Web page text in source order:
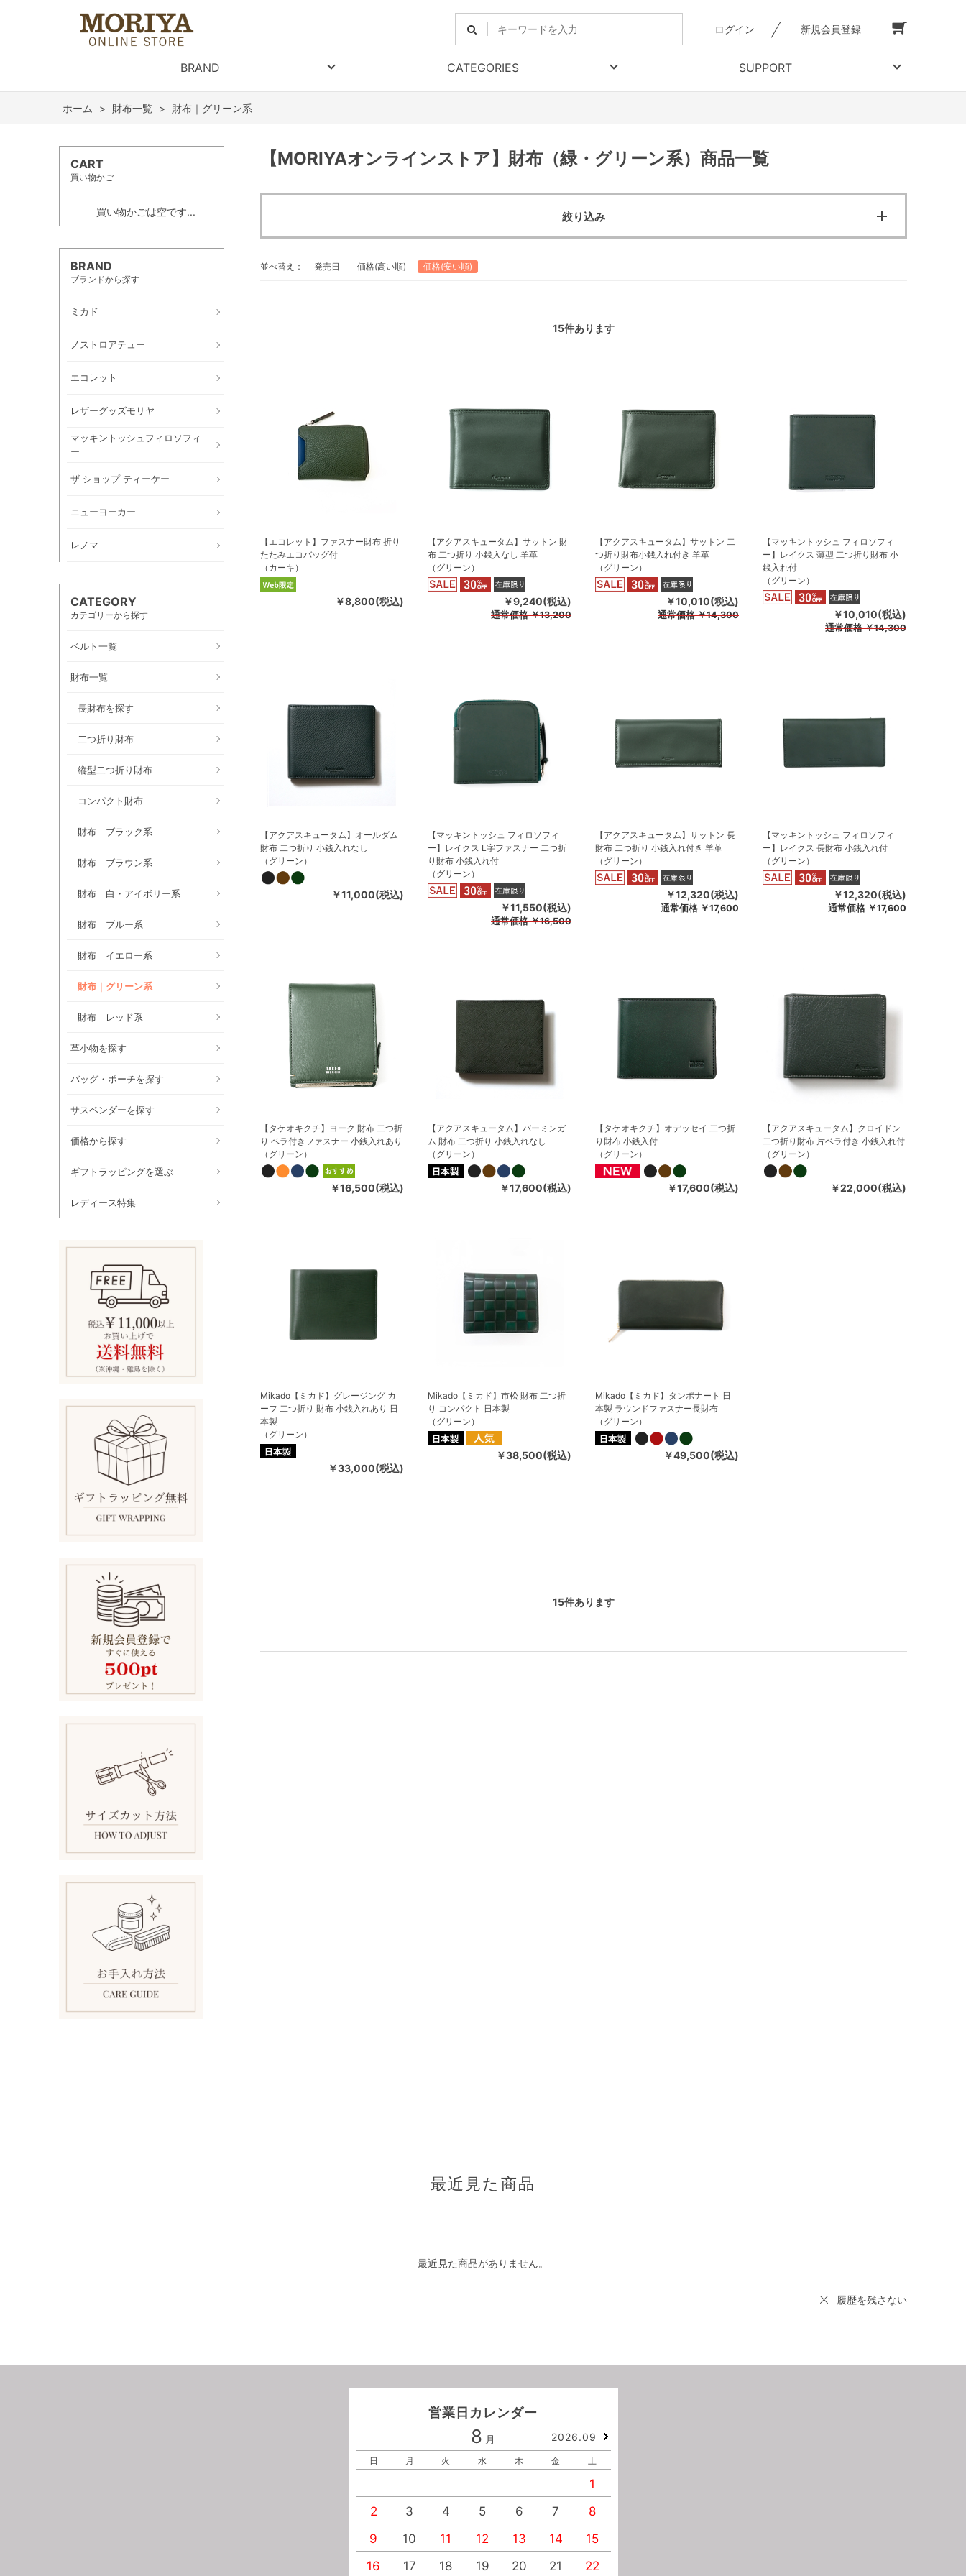
ログイン 新規会員登録
BRAND CATEGORIES SUPPORT
ホーム > 財布一覧 > 財布｜グリーン系
CART
買い物かご
買い物かごは空です...
BRAND
ブランドから探す
ミカド
ノストロアテュー
エコレット
レザーグッズモリヤ
マッキントッシュフィロソフィ
ー
ザ ショップ ティーケー
ニューヨーカー
レノマ
CATEGORY
カテゴリーから探す
ベルト一覧
財布一覧
長財布を探す
二つ折り財布
縦型二つ折り財布
コンパクト財布
財布｜ブラック系
財布｜ブラウン系
財布｜白・アイボリー系
財布｜ブルー系
財布｜イエロー系
財布｜グリーン系
財布｜レッド系
革小物を探す
バッグ・ポーチを探す
サスペンダーを探す
価格から探す
ギフトラッピングを選ぶ
レディース特集
【MORIYAオンラインストア】財布（緑・グリーン系）商品一覧
絞り込み
並べ替え： 発売日 価格(高い順) 価格(安い順)
15件あります
【エコレット】ファスナー財布 折り
たたみエコバッグ付
（カーキ）
￥8,800(税込)
【アクアスキュータム】サットン 財
布 二つ折り 小銭入なし 羊革
（グリーン）
￥9,240(税込)
通常価格￥13,200
【アクアスキュータム】サットン 二
つ折り財布小銭入れ付き 羊革
（グリーン）
￥10,010(税込)
通常価格￥14,300
【マッキントッシュ フィロソフィ
ー】レイクス 薄型 二つ折り財布 小
銭入れ付
（グリーン）
￥10,010(税込)
通常価格￥14,300
【アクアスキュータム】オールダム
財布 二つ折り 小銭入れなし
（グリーン）
￥11,000(税込)
【マッキントッシュ フィロソフィ
ー】レイクス L字ファスナー 二つ折
り財布 小銭入れ付
（グリーン）
￥11,550(税込)
通常価格￥16,500
【アクアスキュータム】サットン 長
財布 二つ折り 小銭入れ付き 羊革
（グリーン）
￥12,320(税込)
通常価格￥17,600
【マッキントッシュ フィロソフィ
ー】レイクス 長財布 小銭入れ付
（グリーン）
￥12,320(税込)
通常価格￥17,600
【タケオキクチ】ヨーク 財布 二つ折
り ベラ付きファスナー 小銭入れあり
（グリーン）
￥16,500(税込)
【アクアスキュータム】バーミンガ
ム 財布 二つ折り 小銭入れなし
（グリーン）
￥17,600(税込)
【タケオキクチ】オデッセイ 二つ折
り財布 小銭入付
（グリーン）
￥17,600(税込)
【アクアスキュータム】クロイドン
二つ折り財布 片ベラ付き 小銭入れ付
（グリーン）
￥22,000(税込)
Mikado【ミカド】グレージング カ
ーフ 二つ折り 財布 小銭入れあり 日
本製
（グリーン）
￥33,000(税込)
Mikado【ミカド】市松 財布 二つ折
り コンパクト 日本製
（グリーン）
￥38,500(税込)
Mikado【ミカド】タンポナート 日
本製 ラウンドファスナー長財布
（グリーン）
￥49,500(税込)
15件あります
最近見た商品
最近見た商品がありません。
履歴を残さない
営業日カレンダー
8 月 2026.09
日 月 火 水 木 金 土
1
2
3 4 5 6 7
8
9
10 11 12 13 14
15
16
17 18 19 20 21 22